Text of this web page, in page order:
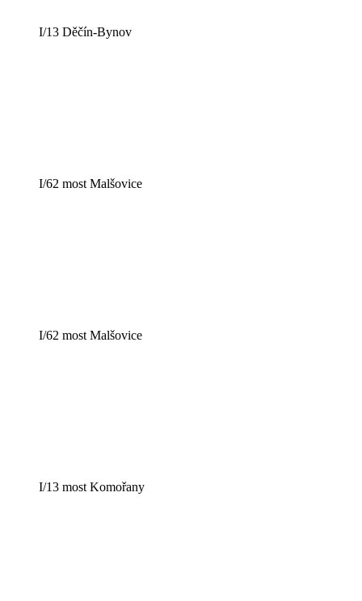
I/13 Děčín-Bynov
I/62 most Malšovice
I/62 most Malšovice
I/13 most Komořany